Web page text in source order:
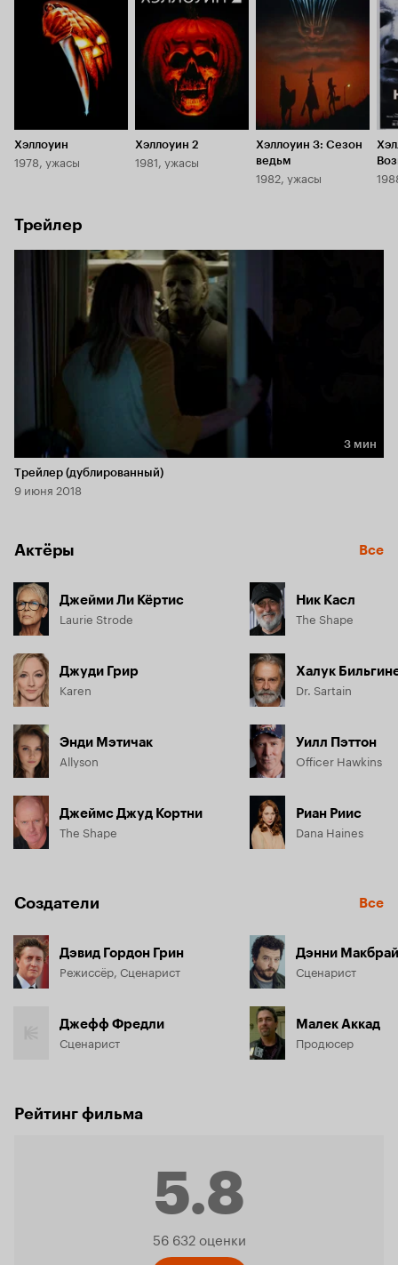
Хэллоуин
1978, ужасы
6.5
Хэллоуин 2
1981, ужасы
Хэллоуин 3: Сезон
ведьм
1982, ужасы
Трейлер
Длительность 3 мин
3 мин
Трейлер (дублированный)
9 июня 2018
Актёры Все
Джейми Ли Кёртис
Laurie Strode
Джуди Грир
Karen
Энди Мэтичак
Allyson
Джеймс Джуд Кортни
The Shape
Ник Касл
The Shape
Халук
Dr. Sartain
Уилл Пэттон
Officer Hawkins
Риан Риис
Dana Haines
Создатели Все
Дэвид Гордон Грин
Режиссёр, Сценарист
Джефф Фредли
Сценарист
Дэнни
Сценарист
Малек Аккад
Продюсер
Рейтинг фильма
5.8
Рейтинг
56 632 оценки